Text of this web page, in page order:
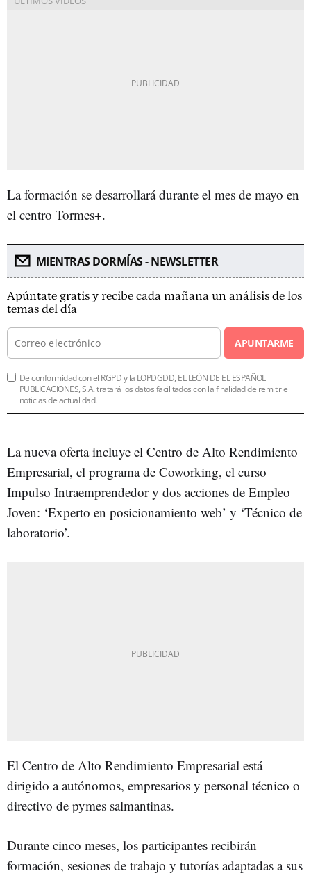
La formación se desarrollará durante el mes de mayo en
el centro Tormes+.
MIENTRAS DORMÍAS - NEWSLETTER
Apúntate gratis y recibe cada mañana un análisis de los
temas del día
APUNTARME
De conformidad con el RGPD y la LOPDGDD, EL LEÓN DE EL ESPAÑOL
PUBLICACIONES, S.A. tratará los datos facilitados con la finalidad de remitirle
noticias de actualidad.
La nueva oferta incluye el Centro de Alto Rendimiento
Empresarial, el programa de Coworking, el curso
Impulso Intraemprendedor y dos acciones de Empleo
Joven: ‘Experto en posicionamiento web’ y ‘Técnico de
laboratorio’.
El Centro de Alto Rendimiento Empresarial está
dirigido a autónomos, empresarios y personal técnico o
directivo de pymes salmantinas.
Durante cinco meses, los participantes recibirán
formación, sesiones de trabajo y tutorías adaptadas a sus